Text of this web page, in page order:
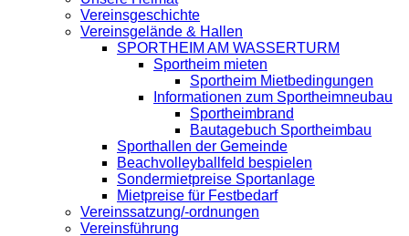
Vereinsgeschichte
Vereinsgelände & Hallen
SPORTHEIM AM WASSERTURM
Sportheim mieten
Sportheim Mietbedingungen
Informationen zum Sportheimneubau
Sportheimbrand
Bautagebuch Sportheimbau
Sporthallen der Gemeinde
Beachvolleyballfeld bespielen
Sondermietpreise Sportanlage
Mietpreise für Festbedarf
Vereinssatzung/-ordnungen
Vereinsführung